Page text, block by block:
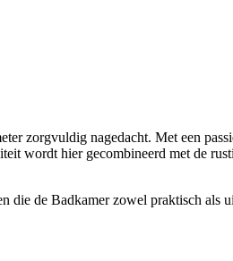
zorgvuldig nagedacht. Met een
wordt hier gecombineerd met de
die de Badkamer zowel praktisch als